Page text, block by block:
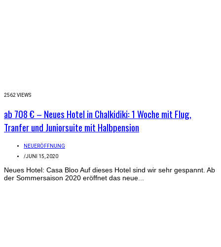
2562 VIEWS
ab 708 € – Neues Hotel in Chalkidiki: 1 Woche mit Flug,
Tranfer und Juniorsuite mit Halbpension
NEUERÖFFNUNG
/JUNI 15, 2020
Neues Hotel: Casa Bloo Auf dieses Hotel sind wir sehr gespannt. Ab
der Sommersaison 2020 eröffnet das neue...